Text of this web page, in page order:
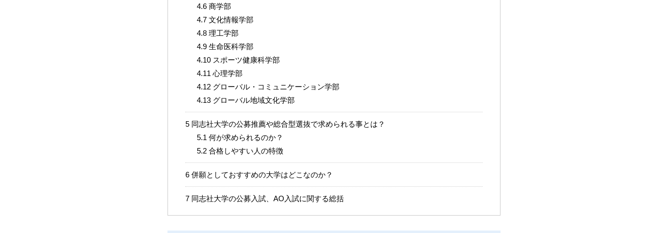
4.6商学部
4.7文化情報学部
4.8理工学部
4.9生命医科学部
4.10スポーツ健康科学部
4.11 心理学部
4.12グローバル・コミュニケーション学部
4.13グローバル地域文化学部
5 同志社大学の公募推薦や総合型選抜で求められる事とは？
5.1 何が求められるのか？
5.2合格しやすい人の特徴
6 併願としておすすめの大学はどこなのか？
7 同志社大学の公募入試、AO入試に関する総括